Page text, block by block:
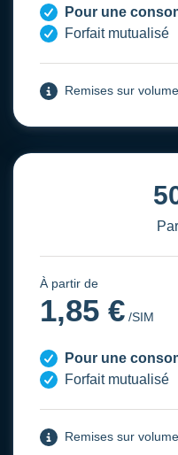
Pour une
Forfait mutualisé
Remises sur
À partir de
1,85 € /SIM
Pour une
Forfait mutualisé
Remises sur